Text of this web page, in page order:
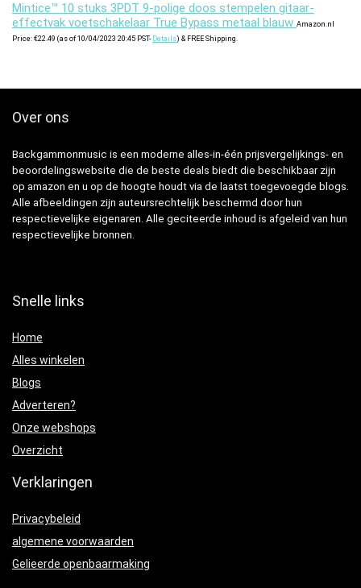
Mintice™ 10 stuks 3PDT 9-polige doos stempelen gitaar-
effectvak voetschakelaar True Bypass metaal blauw Amazon.nl
Price: €22.49 (as of 10/04/2023 20:45 PST- Details) & FREE Shipping.
Over ons
Backgammonmusic is een moderne alles-in-één prijsvergelijkings- en
beoordelingswebsite die de beste deals biedt die beschikbaar zijn
op amazon en u op de hoogte houdt via de laatst toegevoegde blogs.
Alle afbeeldingen zijn auteursrechtelijk beschermd door hun
respectievelijke eigenaren. Alle geciteerde inhoud is afgeleid van hun
respectievelijke bronnen.
Snelle links
Home
Alles winkelen
Blogs
Adverteren?
Onze webshops
Overzicht
Verklaringen
Privacybeleid
algemene voorwaarden
Gelieerde openbaarmaking